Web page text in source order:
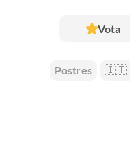
Vota
Postres 🇮🇹